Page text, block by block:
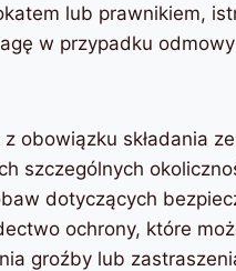
lub prawnikiem,
w przypadku
obowiązku składania
szczególnych
dotyczących
ochrony, które
groźby lub